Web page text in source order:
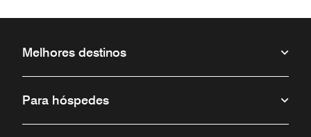
Melhores destinos
Para hóspedes